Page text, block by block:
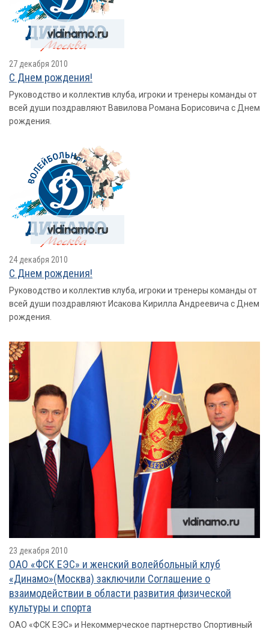
27 декабря 2010
С Днем рождения!
Руководство и коллектив клуба, игроки и тренеры команды от
всей души поздравляют Вавилова Романа Борисовича с Днем
рождения.
24 декабря 2010
С Днем рождения!
Руководство и коллектив клуба, игроки и тренеры команды от
всей души поздравляют Исакова Кирилла Андреевича с Днем
рождения.
23 декабря 2010
ОАО «ФСК ЕЭС» и женский волейбольный клуб
«Динамо»(Москва) заключили Соглашение о
взаимодействии в области развития физической
культуры и спорта
ОАО «ФСК ЕЭС» и Некоммерческое партнерство Спортивный